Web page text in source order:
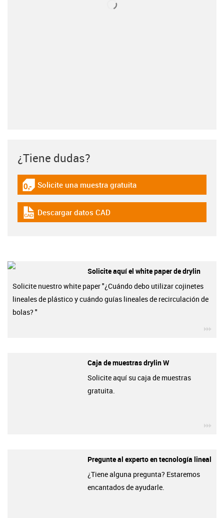
¿Tiene dudas?
igus-icon-gratismuster
Solicite una muestra gratuita
igus-icon-cad-dateien
Descargar datos CAD
Solicite aquí el white paper de drylin
Solicite nuestro white paper "¿Cuándo debo utilizar cojinetes
lineales de plástico y cuándo guías lineales de recirculación de
bolas? "
Caja de muestras drylin W
Solicite aquí su caja de muestras
gratuita.
Pregunte al experto en tecnología lineal
¿Tiene alguna pregunta? Estaremos
encantados de ayudarle.